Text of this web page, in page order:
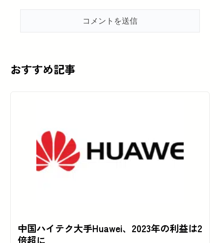
おすすめ記事
中国ハイテク大手Huawei、2023年の利益は2